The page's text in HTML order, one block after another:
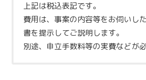
上記は税込表記です。
費用は、事案の内容等をお伺いし
書を提示してご説明します。
別途、申立手数料等の実費などが必